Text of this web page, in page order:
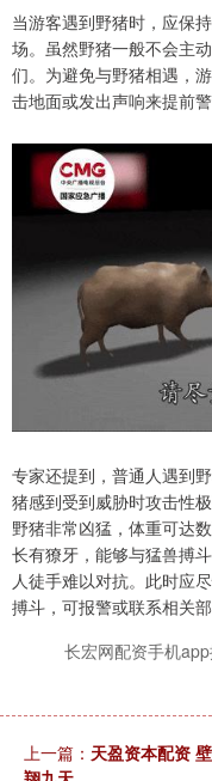
当游客遇到野猪时，应保
场。虽然野猪一般不会主
们。为避免与野猪相遇，
击地面或发出声响来提前警
专家还提到，普通人遇到
猪感到受到威胁时攻击性
野猪非常凶猛，体重可达
长有獠牙，能够与猛兽搏
人徒手难以对抗。此时应
搏斗，可报警或联系相关部
长宏网配资手机
上一篇： 天盈资本配资